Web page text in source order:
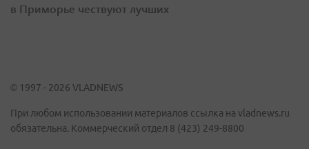
в Приморье чествуют лучших
© 1997 - 2026 VLADNEWS
При любом использовании материалов ссылка на vladnews.ru
обязательна. Коммерческий отдел 8 (423) 249-8800